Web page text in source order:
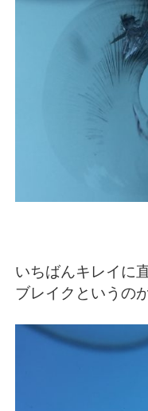
いちばんキレイに
ブレイクというの